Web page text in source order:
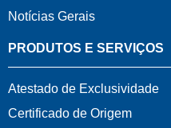
Notícias Gerais
PRODUTOS E SERVIÇOS
Atestado de Exclusividade
Certificado de Origem